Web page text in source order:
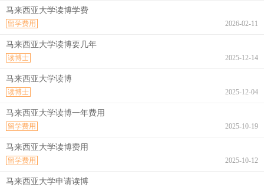
马来西亚大学读博学费
2026-02-11
留学费用
马来西亚大学读博要几年
2025-12-14
读博士
马来西亚大学读博
2025-12-04
读博士
马来西亚大学读博一年费用
2025-10-19
留学费用
马来西亚大学读博费用
2025-10-12
留学费用
马来西亚大学申请读博